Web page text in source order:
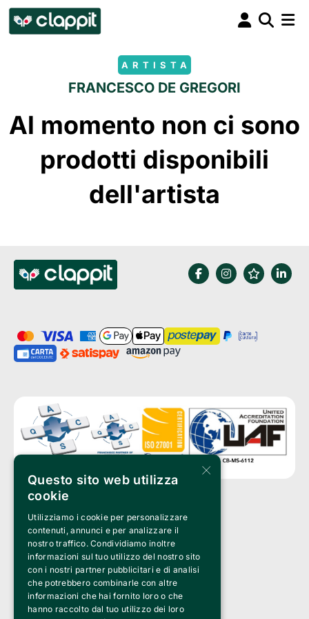
ARTISTA
FRANCESCO DE GREGORI
Al momento non ci sono
prodotti disponibili
dell'artista
Clappit è un marchio di proprietà di:
Bemils Srl
a Socio Unico
Via Fosse Ardeatine, 4 -20092 Cinisello Balsamo (MI)
PI 05589050961
Iscr. C.C.I.A.A. Milano R.E.A. 1833471
© 2010-2025 Bemils Srl - Tutti i diritti riservati
Credits:
×
Questo sito web utilizza
cookie
Utilizziamo i cookie per personalizzare
contenuti, annunci e per analizzare il
nostro traffico. Condividiamo inoltre
informazioni sul tuo utilizzo del nostro sito
con i nostri partner pubblicitari e di analisi
che potrebbero combinarle con altre
informazioni che hai fornito loro o che
hanno raccolto dal tuo utilizzo dei loro